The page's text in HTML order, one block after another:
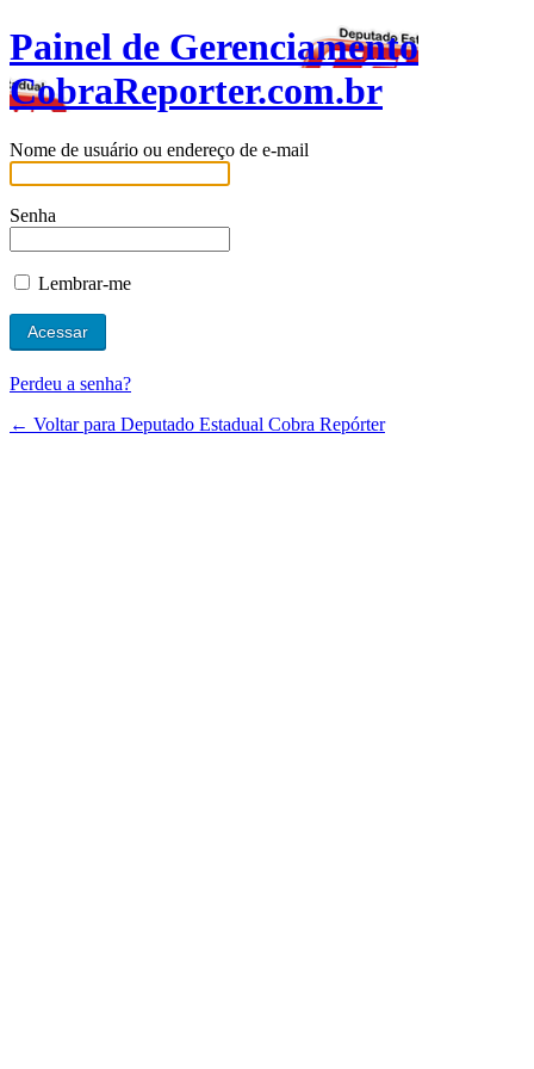
Painel de Gerenciamento
CobraReporter.com.br
Nome de usuário ou endereço de e-mail
Senha
Lembrar-me
Perdeu a senha?
← Voltar para Deputado Estadual Cobra Repórter